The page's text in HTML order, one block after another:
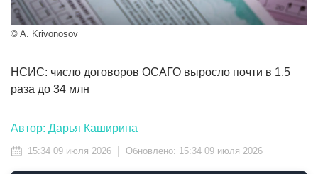
© A. Krivonosov
НСИС: число договоров ОСАГО выросло почти в 1,5
раза до 34 млн
Автор: Дарья Каширина
15:34 09 июля 2026 Обновлено: 15:34 09 июля 2026